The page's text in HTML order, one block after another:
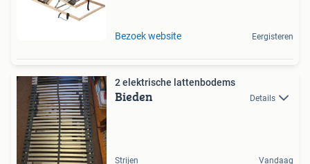
Bezoek website Eergisteren
2 elektrische lattenbodems
Bieden Details
Strijen Vandaag